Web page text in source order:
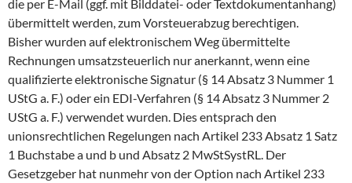
die per E-Mail (ggf. mit Bilddatei- oder Textdokumentanhang)
übermittelt werden, zum Vorsteuerabzug berechtigen.
Bisher wurden auf elektronischem Weg übermittelte
Rechnungen umsatzsteuerlich nur anerkannt, wenn eine
qualifizierte elektronische Signatur (§ 14 Absatz 3 Nummer 1
UStG a. F.) oder ein EDI-Verfahren (§ 14 Absatz 3 Nummer 2
UStG a. F.) verwendet wurden. Dies entsprach den
unionsrechtlichen Regelungen nach Artikel 233 Absatz 1 Satz
1 Buchstabe a und b und Absatz 2 MwStSystRL. Der
Gesetzgeber hat nunmehr von der Option nach Artikel 233